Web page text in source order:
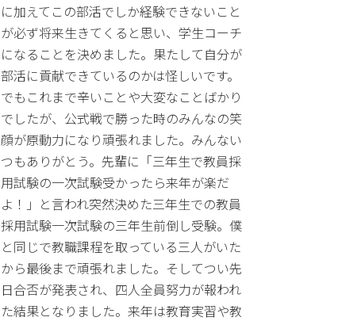
に加えてこの部活でしか経験できないこと
が必ず将来生きてくると思い、学生コーチ
になることを決めました。果たして自分が
部活に貢献できているのかは怪しいです。
でもこれまで辛いことや大変なことばかり
でしたが、公式戦で勝った時のみんなの笑
顔が原動力になり頑張れました。みんない
つもありがとう。先輩に「三年生で教員採
用試験の一次試験受かったら来年が楽だ
よ！」と言われ突然決めた三年生での教員
採用試験一次試験の三年生前倒し受験。僕
と同じで教職課程を取っている三人がいた
から最後まで頑張れました。そしてつい先
日合否が発表され、四人全員努力が報われ
た結果となりました。来年は教育実習や教